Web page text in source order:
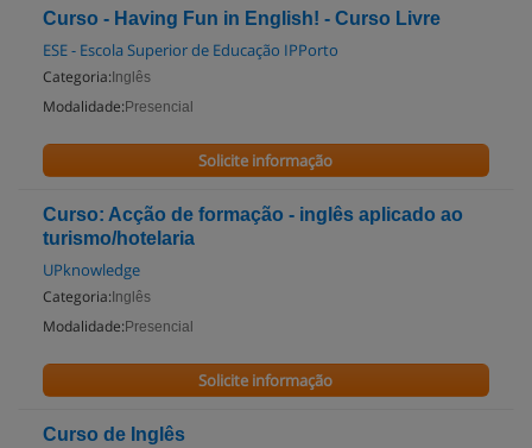
Curso - Having Fun in English! - Curso Livre
ESE - Escola Superior de Educação IPPorto
Categoria: Inglês
Modalidade: Presencial
Solicite informação
Curso: Acção de formação - inglês aplicado ao
turismo/hotelaria
UPknowledge
Categoria: Inglês
Modalidade: Presencial
Solicite informação
Curso de Inglês